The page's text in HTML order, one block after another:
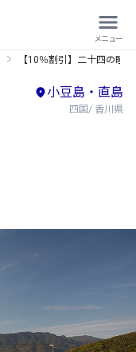
【10％割引】二十四の瞳
小豆島・直島
四国/ 香川県